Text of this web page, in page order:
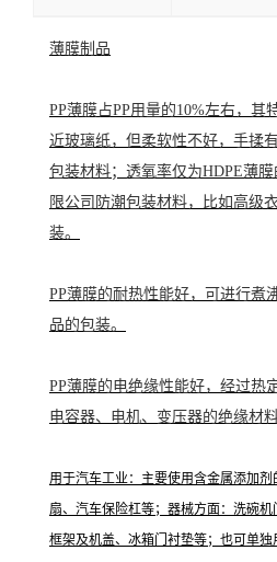
薄膜制品
PP薄膜占PP用量的10%左右，其
近玻璃纸，但柔软性不好，手揉
包装材料；透氧率仅为HDPE薄
限公司防潮包装材料，比如高级
装。
PP薄膜的耐热性能好，可进行煮
品的包装。
PP薄膜的电绝缘性能好，经过热
电容器、电机、变压器的绝缘材
用于汽车工业：主要使用含金属添加
扇、汽车保险杠等；器械方面：洗碗
框架及机盖、冰箱门衬垫等；也可单独